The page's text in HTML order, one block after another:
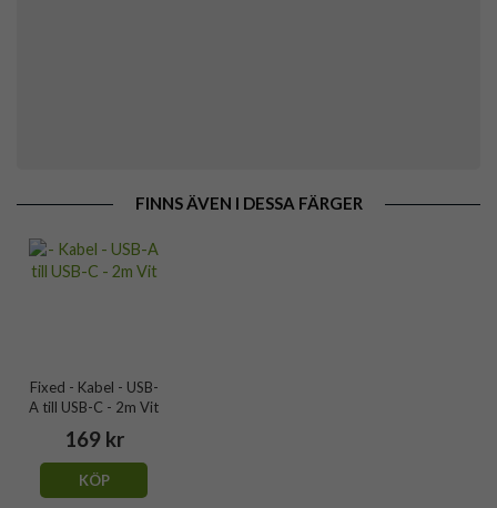
FINNS ÄVEN I DESSA FÄRGER
Fixed - Kabel - USB-
A till USB-C - 2m Vit
169 kr
KÖP